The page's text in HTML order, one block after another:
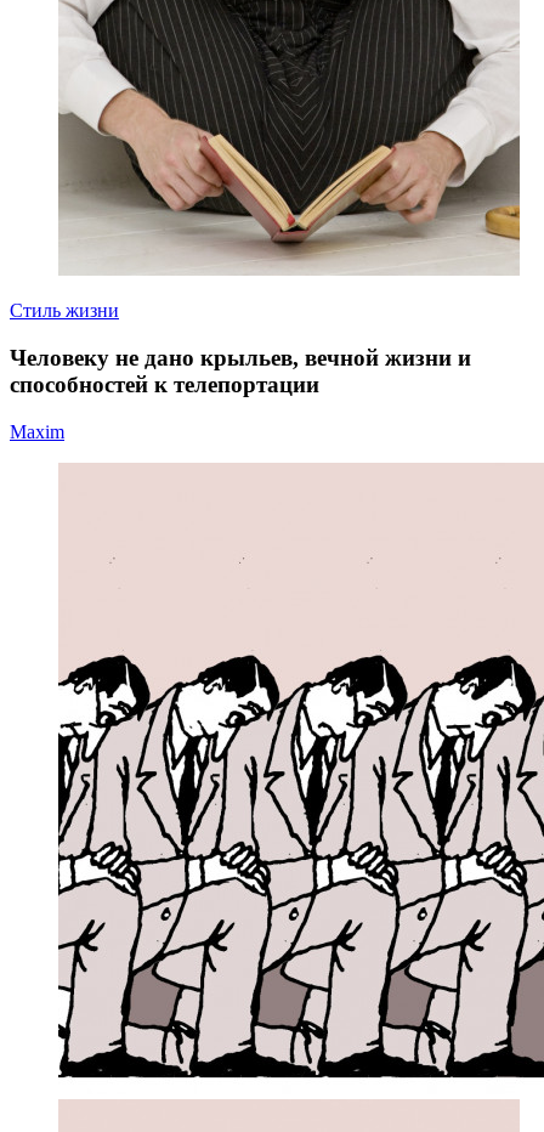
Стиль жизни
Человеку не дано крыльев, вечной жизни и
способностей к телепортации
Maxim